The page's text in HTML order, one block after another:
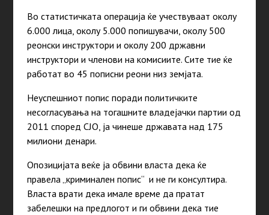
Во статистичката операција ќе учествуваат околу
6.000 лица, околу 5.000 попишувачи, околу 500
реонски инструктори и околу 200 државни
инструктори и членови на комисиите. Сите тие ќе
работат во 45 пописни реони низ земјата.
Неуспешниот попис поради политичките
несогласувања на тогашните владејачки партии од
2011 според СЈО, ја чинеше државата над 175
милиони денари.
Опозицијата веќе ја обвини власта дека ќе
правела „криминален попис“ и не ги консултира.
Власта врати дека имале време да пратат
забелешки на предлогот и ги обвини дека тие